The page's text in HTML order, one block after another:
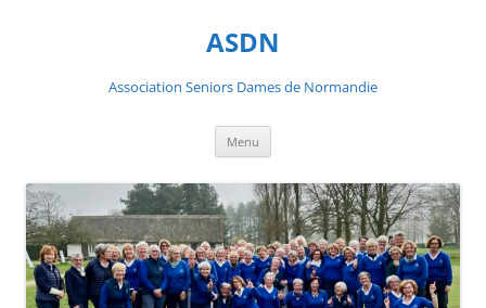
ASDN
Association Seniors Dames de Normandie
Menu